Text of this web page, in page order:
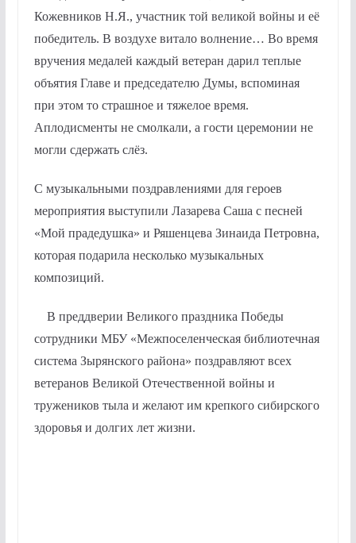
Кожевников Н.Я., участник той великой войны и её
победитель. В воздухе витало волнение… Во время
вручения медалей каждый ветеран дарил теплые
объятия Главе и председателю Думы, вспоминая
при этом то страшное и тяжелое время.
Аплодисменты не смолкали, а гости церемонии не
могли сдержать слёз.
С музыкальными поздравлениями для героев
мероприятия выступили Лазарева Саша с песней
«Мой прадедушка» и Ряшенцева Зинаида Петровна,
которая подарила несколько музыкальных
композиций.
В преддверии Великого праздника Победы
сотрудники МБУ «Межпоселенческая библиотечная
система Зырянского района» поздравляют всех
ветеранов Великой Отечественной войны и
тружеников тыла и желают им крепкого сибирского
здоровья и долгих лет жизни.